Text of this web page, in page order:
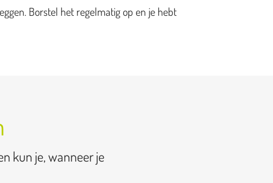
Borstel het regelmatig op en je hebt
kun je, wanneer je